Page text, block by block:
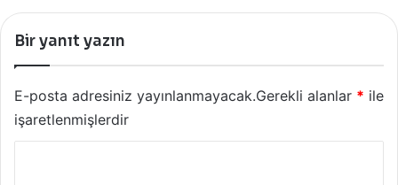
Bir yanıt yazın
E-posta adresiniz yayınlanmayacak.Gerekli alanlar * ile
işaretlenmişlerdir